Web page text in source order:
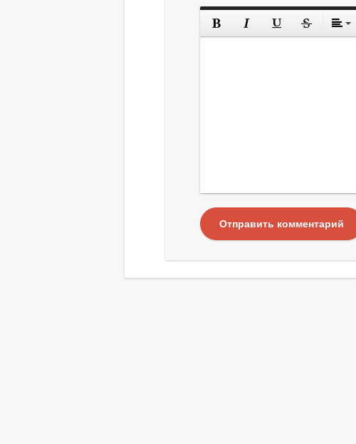
Отправить комментарий